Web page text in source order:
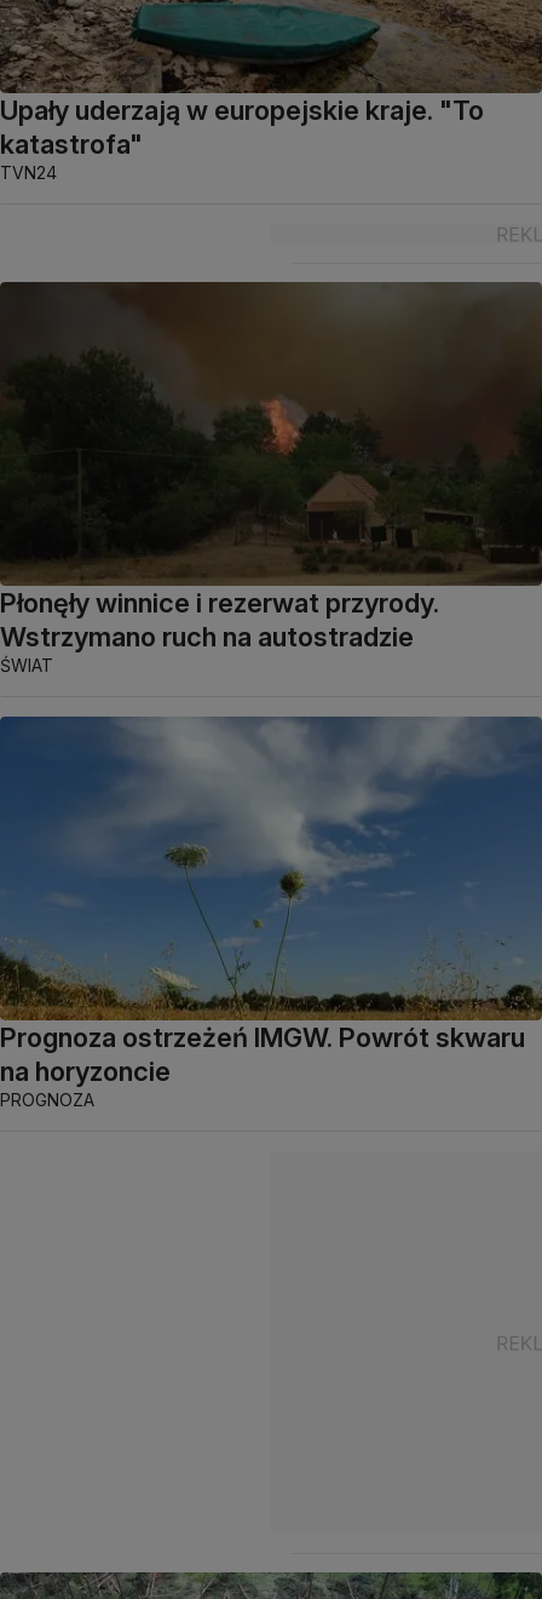
Upały uderzają w europejskie kraje. "To
katastrofa"
TVN24
Płonęły winnice i rezerwat przyrody.
Wstrzymano ruch na autostradzie
ŚWIAT
Prognoza ostrzeżeń IMGW. Powrót skwaru
na horyzoncie
PROGNOZA